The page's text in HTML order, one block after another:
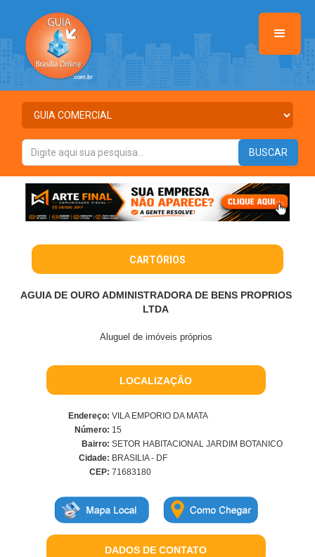
CARTÓRIOS
AGUIA DE OURO ADMINISTRADORA DE BENS PROPRIOS
LTDA
Aluguel de imóveis próprios
LOCALIZAÇÃO
Endereço: VILA EMPORIO DA MATA
Número: 15
Bairro: SETOR HABITACIONAL JARDIM BOTANICO
Cidade: BRASILIA - DF
CEP: 71683180
DADOS DE CONTATO